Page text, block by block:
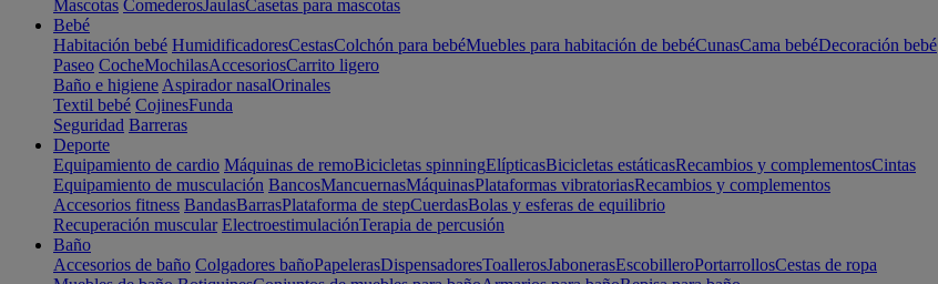
Mascotas ComederosJaulasCasetas para mascotas
Bebé
Habitación bebé HumidificadoresCestasColchón para bebéMuebles para habitación de bebéCunasCama bebéDecoración bebé
Paseo CocheMochilasAccesoriosCarrito ligero
Baño e higiene Aspirador nasalOrinales
Textil bebé CojinesFunda
Seguridad Barreras
Deporte
Equipamiento de cardio Máquinas de remoBicicletas spinningElípticasBicicletas estáticasRecambios y complementosCintas
Equipamiento de musculación BancosMancuernasMáquinasPlataformas vibratoriasRecambios y complementos
Accesorios fitness BandasBarrasPlataforma de stepCuerdasBolas y esferas de equilibrio
Recuperación muscular ElectroestimulaciónTerapia de percusión
Baño
Accesorios de baño Colgadores bañoPapelerasDispensadoresToallerosJabonerasEscobilleroPortarrollosCestas de ropa